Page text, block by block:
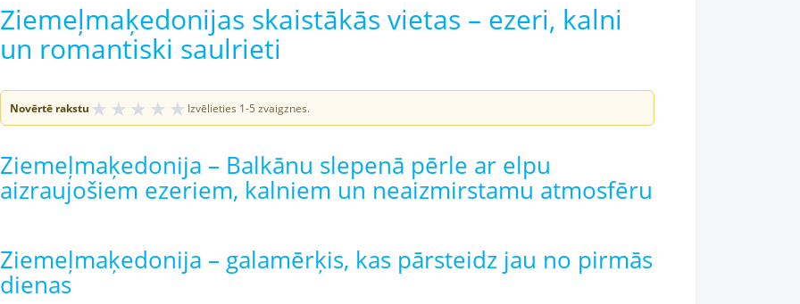
Ziemeļmaķedonijas skaistākās vietas – ezeri, kalni
un romantiski saulrieti
Novērtē rakstu ★ ★ ★ ★ ★ Izvēlieties 1-5 zvaigznes.
Ziemeļmaķedonija – Balkānu slepenā pērle ar elpu
aizraujošiem ezeriem, kalniem un neaizmirstamu atmosfēru
Ziemeļmaķedonija – galamērķis, kas pārsteidz jau no pirmās
dienas